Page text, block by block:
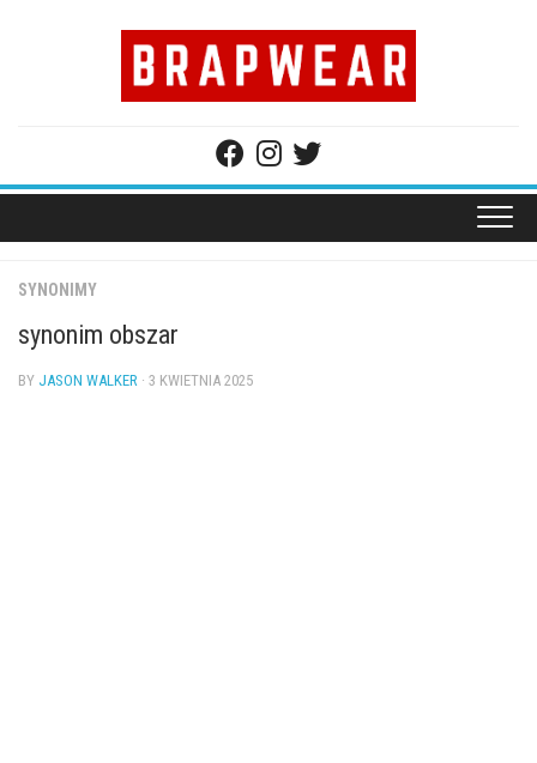
SYNONIMY
synonim obszar
BY JASON WALKER · 3 KWIETNIA 2025